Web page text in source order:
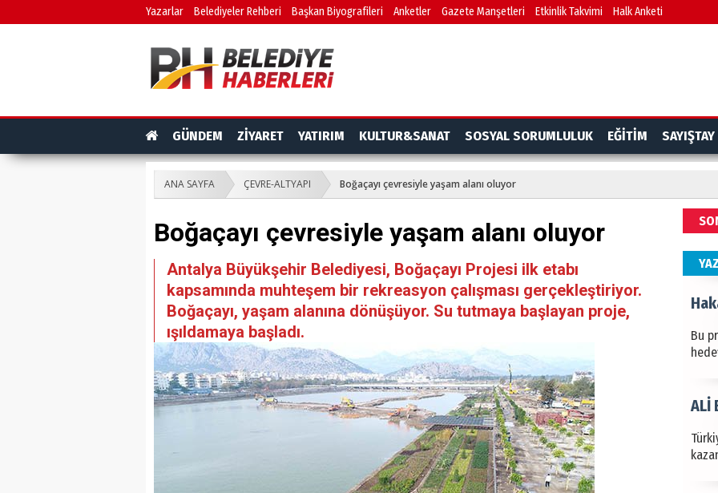
Yazarlar Belediyeler Rehberi Başkan Biyografileri Anketler Gazete Manşetleri Etkinlik Takvimi Halk Anketi
GÜNDEM ZİYARET YATIRIM KULTUR&SANAT SOSYAL SORUMLULUK EĞİTİM SAYIŞTAY
ANA SAYFA ÇEVRE-ALTYAPI Boğaçayı çevresiyle yaşam alanı oluyor
Boğaçayı çevresiyle yaşam alanı oluyor
Antalya Büyükşehir Belediyesi, Boğaçayı Projesi ilk etabı
kapsamında muhteşem bir rekreasyon çalışması gerçekleştiriyor.
Boğaçayı, yaşam alanına dönüşüyor. Su tutmaya başlayan proje,
ışıldamaya başladı.
Bu
ALİ